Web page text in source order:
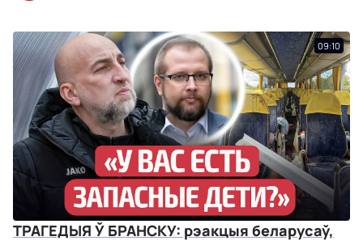
09:10
ТРАГЕДЫЯ Ў БРАНСКУ: рэакцыя беларусаў,